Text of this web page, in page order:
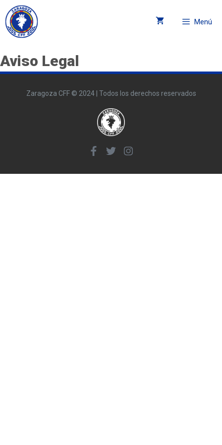
Menú
Aviso Legal
Zaragoza CFF © 2024 | Todos los derechos reservados